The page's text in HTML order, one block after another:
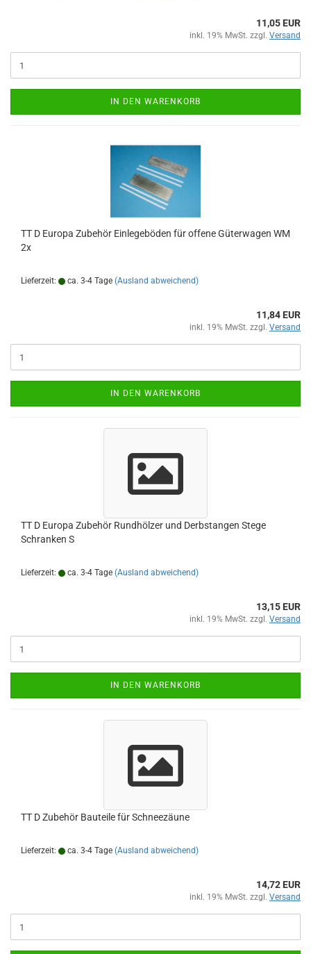
11,05 EUR
inkl. 19% MwSt. zzgl. Versand
IN DEN WARENKORB
TT D Europa Zubehör Einlegeböden für offene Güterwagen WM
2x
Lieferzeit: ca. 3-4 Tage (Ausland abweichend)
11,84 EUR
inkl. 19% MwSt. zzgl. Versand
IN DEN WARENKORB
TT D Europa Zubehör Rundhölzer und Derbstangen Stege
Schranken S
Lieferzeit: ca. 3-4 Tage (Ausland abweichend)
13,15 EUR
inkl. 19% MwSt. zzgl. Versand
IN DEN WARENKORB
TT D Zubehör Bauteile für Schneezäune
Lieferzeit: ca. 3-4 Tage (Ausland abweichend)
14,72 EUR
inkl. 19% MwSt. zzgl. Versand